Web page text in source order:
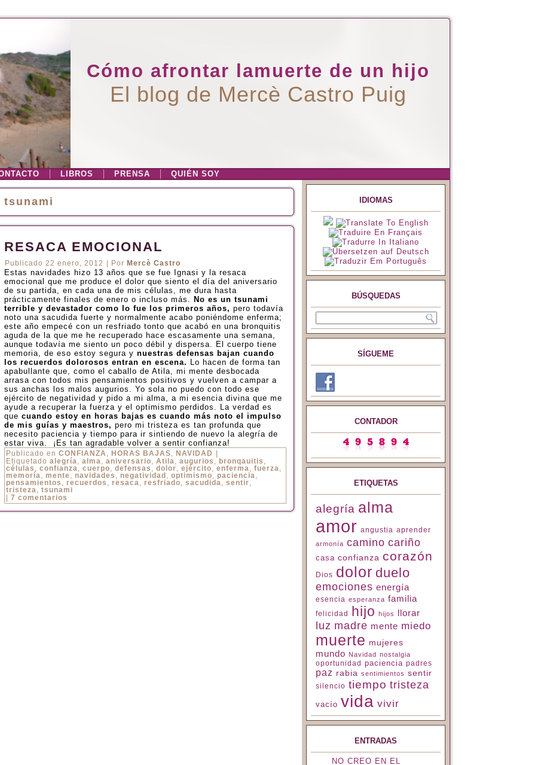
Cómo afrontar lamuerte de un hijo
El blog de Mercè Castro Puig
LIBROS PRENSA QUIÉN SOY
ESPAÑA
tsunami
RESACA EMOCIONAL
Publicado 22 enero, 2012 Por Mercè Castro
Estas navidades hizo 13 años que se fue Ignasi y la resaca
emocional que me produce el dolor que siento el día del aniversario
de su partida, en cada una de mis células, me dura hasta
prácticamente finales de enero o incluso más. No es un tsunami
terrible y devastador como lo fue los primeros años, pero todavía
noto una sacudida fuerte y normalmente acabo poniéndome enferma;
este año empecé con un resfriado tonto que acabó en una bronquitis
aguda de la que me he recuperado hace escasamente una semana,
aunque todavía me siento un poco débil y dispersa. El cuerpo tiene
memoria, de eso estoy segura y nuestras defensas bajan cuando
los recuerdos dolorosos entran en escena. Lo hacen de forma tan
apabullante que, como el caballo de Atila, mi mente desbocada
arrasa con todos mis pensamientos positivos y vuelven a campar a
sus anchas los malos augurios. Yo sola no puedo con todo ese
ejército de negatividad y pido a mi alma, a mi esencia divina que me
ayude a recuperar la fuerza y el optimismo perdidos. La verdad es
que cuando estoy en horas bajas es cuando más noto el impulso
de mis guías y maestros, pero mi tristeza es tan profunda que
necesito paciencia y tiempo para ir sintiendo de nuevo la alegría de
estar viva. ¡Es tan agradable volver a sentir confianza!
Publicado en CONFIANZA , HORAS BAJAS, NAVIDAD
Etiquetado alegría, alma, aniversario, Atila, augurios , bronqauitis ,
células , confianza, cuerpo, defensas , dolor, ejército, enferma, fuerza,
memoría, mente, navidades , negatividad , optimismo, paciencia,
pensamientos , recuerdos , resaca, resfriado, sacudida, sentir,
tristeza, tsunami
7 comentarios
IDIOMAS
BÚSQUEDAS
SÍGUEME
CONTADOR
ETIQUETAS
alegría alma
amor angustia aprender
armonía camino cariño
casa confianza corazón
Dios dolor duelo
emociones energía
esencia esperanza familia
felicidad hijo hijos llorar
luz madre mente miedo
muerte mujeres
mundo Navidad nostalgia
oportunidad
paciencia padres
paz rabia sentimientos sentir
silencio tiempo tristeza
vacío vida vivir
ENTRADAS
NO CREO EN EL